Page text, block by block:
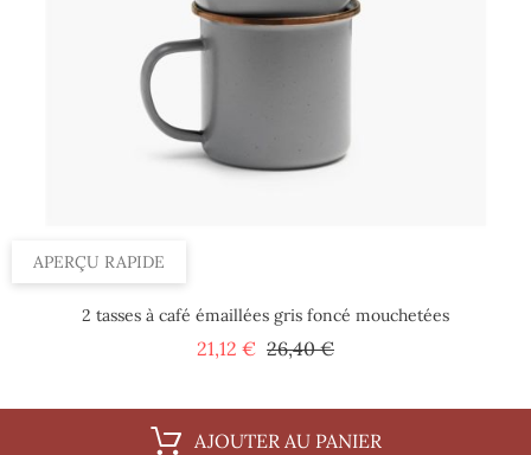
APERÇU RAPIDE
2 tasses à café émaillées gris foncé mouchetées
21,12 € Prix
26,40 €Prix
AJOUTER AU PANIER